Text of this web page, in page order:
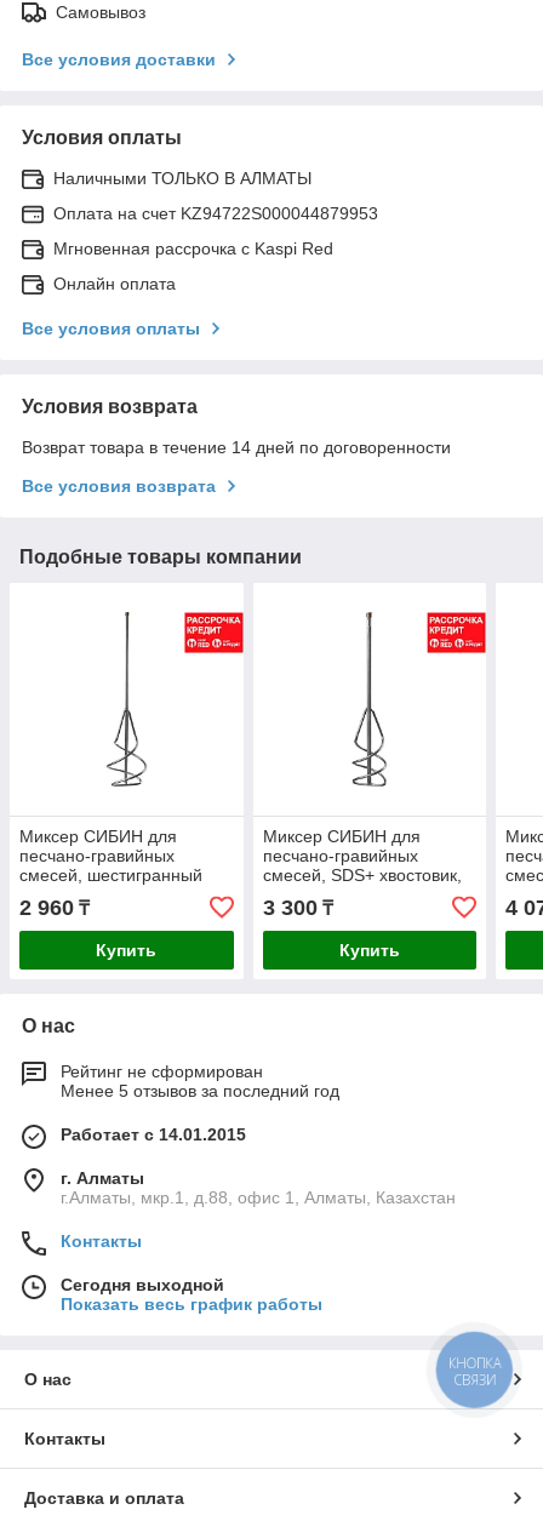
Самовывоз
Все условия доставки
Условия оплаты
Наличными ТОЛЬКО В АЛМАТЫ
Оплата на счет KZ94722S000044879953
Мгновенная рассрочка с Kaspi Red
Онлайн оплата
Все условия оплаты
Условия возврата
Возврат товара в течение 14 дней по договоренности
Все условия возврата
Подобные товары компании
Миксер СИБИН для
песчано-гравийных
смесей, шестигранный
хвостовик, 100х450мм
(06048-10-45)
2 960 ₸
Купить
Миксер СИБИН для
песчано-гравийных
смесей, SDS+ хвостовик,
80х400мм (06049-08-40)
3 300₸
Купить
4
О нас
Рейтинг не сформирован
Менее 5 отзывов за последний год
Работает с 14.01.2015
г. Алматы
г.Алматы, мкр.1, д.88, офис 1, Алматы, Казахстан
Контакты
Сегодня выходной
Показать весь график работы
О нас
Контакты
Доставка и оплата
КНОПКА
СВЯЗИ